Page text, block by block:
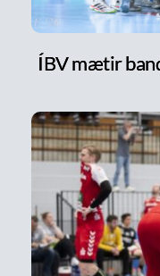
ÍBV mætir